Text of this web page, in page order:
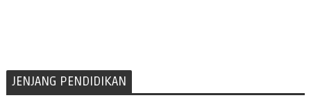
JENJANG PENDIDIKAN